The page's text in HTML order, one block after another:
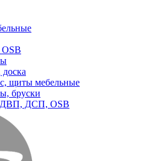
щиты мебельные
бруски
ДВП, ДСП, OSB